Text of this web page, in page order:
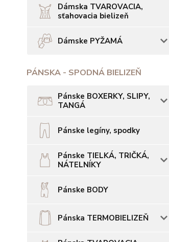
Dámska TVAROVACIA,
sťahovacia bielizeň
Dámske PYŽAMÁ
PÁNSKA - SPODNÁ BIELIZEŇ
Pánske BOXERKY, SLIPY,
TANGÁ
Pánske legíny, spodky
Pánske TIELKÁ, TRIČKÁ,
NÁTELNÍKY
Pánske BODY
Pánska TERMOBIELIZEŇ